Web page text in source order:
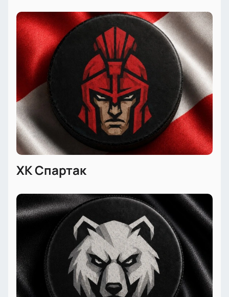
Онлайн-заказ билетов доступен прямо на
сайте;
Для максимального комфорта доступны ВИП-
ложи;
Корпоративным клиентам предоставляем
специальные предложения;
Можно заказать билеты по телефону для
вашего удобства;
Стоимость зависит от выбранной категории
мест;
Вы узнаете цену билетов заранее перед
покупкой;
Сервис гарантирует безопасность оплаты и
актуальную информацию о наличии мест.
большого спортивного события — оформите заказ
хоккейных билетов онлайн уже сегодня! Узнайте
точное время начала встречи, продолжительность
матча и выберите лучшие места для себя или
друзей. Наш сайт предлагает простой способ
купить билеты на хоккей без очередей и лишних
сложностей.
ХК Спартак